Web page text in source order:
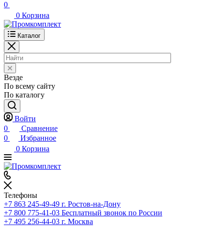
0
0 Корзина
Каталог
Везде
По всему сайту
По каталогу
Войти
0
Сравнение
0
Избранное
0 Корзина
Телефоны
+7 863 245-49-49 г. Ростов-на-Дону
+7 800 775-41-03 Бесплатный звонок по России
+7 495 256-44-03 г. Москва